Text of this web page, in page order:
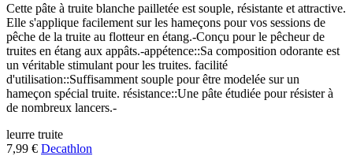
Cette pâte à truite blanche pailletée est souple, résistante et attractive.
Elle s'applique facilement sur les hameçons pour vos sessions de
pêche de la truite au flotteur en étang.-Conçu pour le pêcheur de
truites en étang aux appâts.-appétence::Sa composition odorante est
un véritable stimulant pour les truites. facilité
d'utilisation::Suffisamment souple pour être modelée sur un
hameçon spécial truite. résistance::Une pâte étudiée pour résister à
de nombreux lancers.-
leurre truite
7,99 € Decathlon